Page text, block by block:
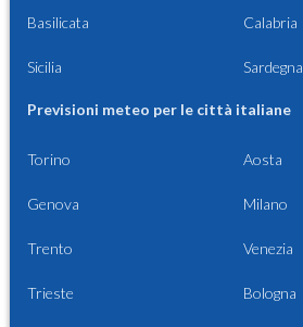
Basilicata Calabria
Sicilia Sardegna
Previsioni meteo per le città italiane
Torino Aosta
Genova Milano
Trento Venezia
Trieste Bologna